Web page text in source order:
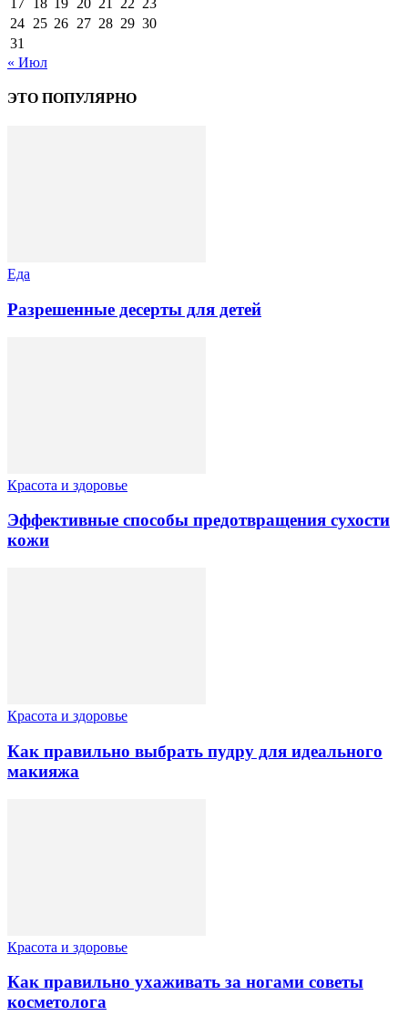
24 25 26 27 28 29 30
31
« Июл
ЭТО ПОПУЛЯРНО
Еда
Разрешенные десерты для детей
Красота и здоровье
Эффективные способы предотвращения сухости
кожи
Красота и здоровье
Как правильно выбрать пудру для идеального
макияжа
Красота и здоровье
Как правильно ухаживать за ногами советы
косметолога